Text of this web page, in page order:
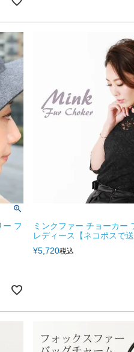
ー フ
ミンクファー チョーカー
レディース【ネコポスで
¥5,720税込